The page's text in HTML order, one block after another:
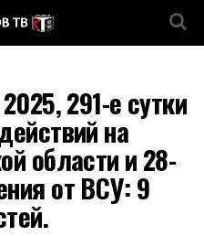
291-е сутки
на
области и 28-
от ВСУ: 9